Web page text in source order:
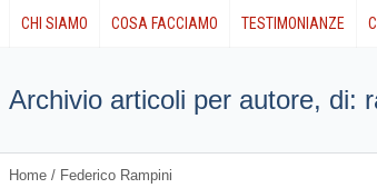
CHI SIAMO COSA FACCIAMO TESTIMONIANZE
Archivio articoli per autore, di:
Home / Federico Rampini